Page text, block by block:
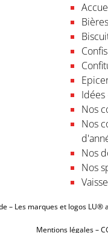
Idées
Nos
Nos
Nos
Nos
– Les marques et logos
Mentions légales–